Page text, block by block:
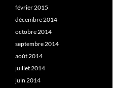
février 2015
décembre 2014
octobre 2014
septembre 2014
août 2014
juillet 2014
juin 2014